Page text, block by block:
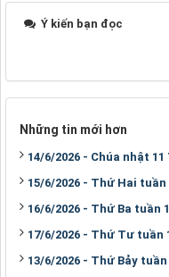
Ý kiến bạn đọc
Những tin mới hơn
14/6/2026 - Chúa nhật
15/6/2026 - Thứ Hai
16/6/2026 - Thứ Ba tuần
17/6/2026 - Thứ Tư tuần
13/6/2026 - Thứ Bảy